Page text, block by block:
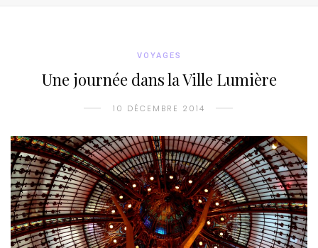
VOYAGES
Une journée dans la Ville Lumière
10 DÉCEMBRE 2014